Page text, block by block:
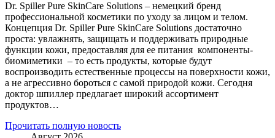
Dr. Spiller Pure SkinCare Solutions – немецкий бренд
профессиональной косметики по уходу за лицом и телом.
Концепция Dr. Spiller Pure SkinCare Solutions достаточно
проста: увлажнять, защищать и поддерживать природные
функции кожи, предоставляя для ее питания компоненты-
биомиметики – то есть продукты, которые будут
воспроизводить естественные процессы на поверхности кожи,
а не агрессивно бороться с самой природой кожи. Сегодня
доктор шпиллер предлагает широкий ассортимент
продуктов…
Прочитать полную новость